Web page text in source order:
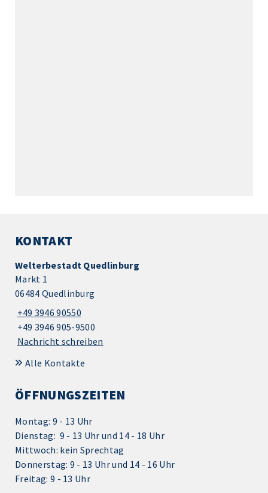
KONTAKT
Welterbestadt Quedlinburg
Markt 1
06484 Quedlinburg
+49 3946 90550
+49 3946 905-9500
Nachricht schreiben
Alle Kontakte
ÖFFNUNGSZEITEN
Montag: 9 - 13 Uhr
Dienstag: 9 - 13 Uhr und 14 - 18 Uhr
Mittwoch: kein Sprechtag
Donnerstag: 9 - 13 Uhr und 14 - 16 Uhr
Freitag: 9 - 13 Uhr